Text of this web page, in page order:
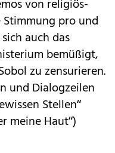
von religiös-
pro und
auch das
bemüßigt,
zu zensurieren.
und Dialogzeilen
Stellen“
meine Haut“)